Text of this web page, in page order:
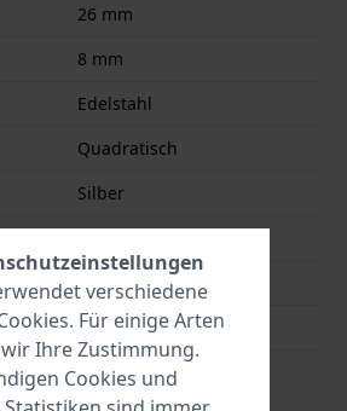
26 mm
8 mm
Edelstahl
Quadratisch
Silber
Druckdeckel
Mineral
Ziehkrone
verschiedene
. Für einige Arten
Ihre Zustimmung.
Cookies und